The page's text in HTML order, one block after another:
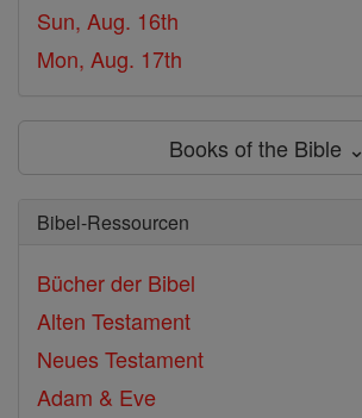
Sun, Aug. 16th
Mon, Aug. 17th
Books of the Bible ⌄
Bibel-Ressourcen
Bücher der Bibel
Alten Testament
Neues Testament
Adam & Eve